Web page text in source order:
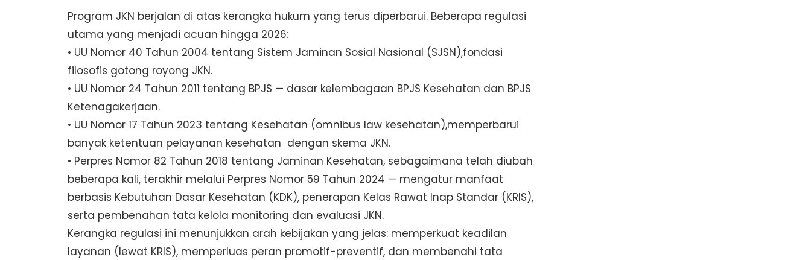
Program JKN berjalan di atas kerangka hukum yang terus diperbarui. Beberapa regulasi
utama yang menjadi acuan hingga 2026:
• UU Nomor 40 Tahun 2004 tentang Sistem Jaminan Sosial Nasional (SJSN),fondasi
filosofis gotong royong JKN.
• UU Nomor 24 Tahun 2011 tentang BPJS — dasar kelembagaan BPJS Kesehatan dan BPJS
Ketenagakerjaan.
• UU Nomor 17 Tahun 2023 tentang Kesehatan (omnibus law kesehatan),memperbarui
banyak ketentuan pelayanan kesehatan dengan skema JKN.
• Perpres Nomor 82 Tahun 2018 tentang Jaminan Kesehatan, sebagaimana telah diubah
beberapa kali, terakhir melalui Perpres Nomor 59 Tahun 2024 — mengatur manfaat
berbasis Kebutuhan Dasar Kesehatan (KDK), penerapan Kelas Rawat Inap Standar (KRIS),
serta pembenahan tata kelola monitoring dan evaluasi JKN.
Kerangka regulasi ini menunjukkan arah kebijakan yang jelas: memperkuat keadilan
layanan (lewat KRIS), memperluas peran promotif-preventif, dan membenahi tata